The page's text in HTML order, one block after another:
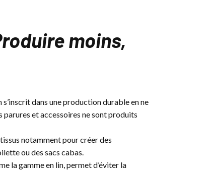
moins,
dans une production durable en ne
et accessoires ne sont produits
notamment pour créer des
ou des sacs cabas.
la gamme en lin, permet d’éviter la